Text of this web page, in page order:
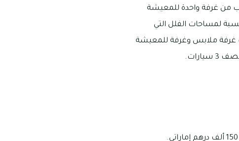
قدم مربع وهى تضم ما يقرب من غرفة واحدة للمعيشة
لمساحات الفلل التي
قدم مربع وتشتمل على 6 حمامات بجانب غرفة ملابس وغرفة للمعيشة